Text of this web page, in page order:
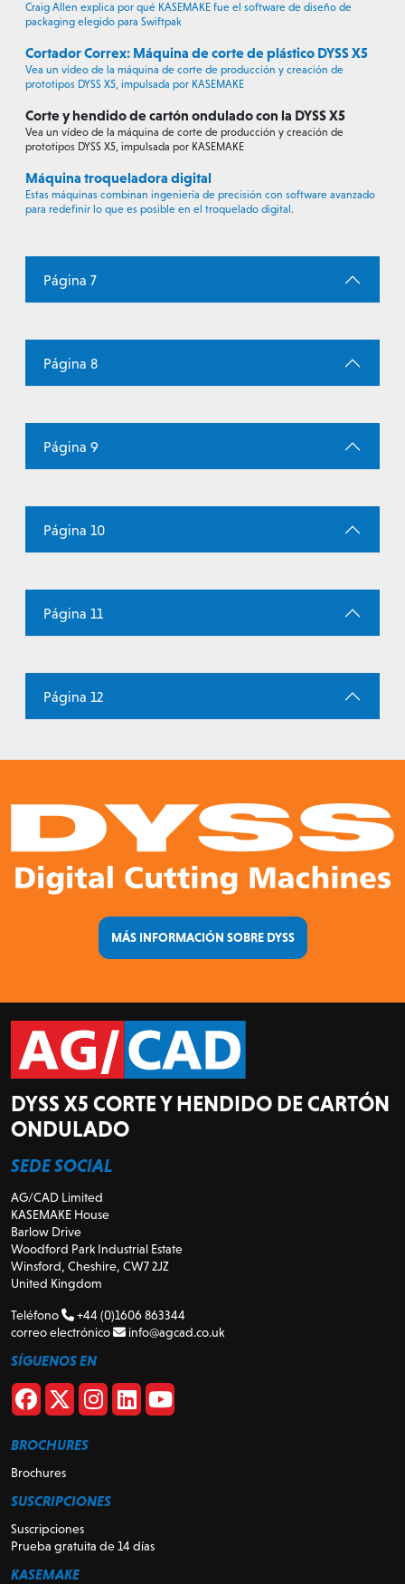
Craig Allen explica por qué KASEMAKE fue el software de diseño de
packaging elegido para Swiftpak
Cortador Correx: Máquina de corte de plástico DYSS X5
Vea un vídeo de la máquina de corte de producción y creación de
prototipos DYSS X5, impulsada por KASEMAKE
Corte y hendido de cartón ondulado con la DYSS X5
Vea un vídeo de la máquina de corte de producción y creación de
prototipos DYSS X5, impulsada por KASEMAKE
Máquina troqueladora digital
Estas máquinas combinan ingeniería de precisión con software avanzado
para redefinir lo que es posible en el troquelado digital.
Página 7
Página 8
Página 9
Página 10
Página 11
Página 12
MÁS INFORMACIÓN SOBRE DYSS
DYSS X5 CORTE Y HENDIDO DE CARTÓN
ONDULADO
SEDE SOCIAL
AG/CAD Limited
KASEMAKE House
Barlow Drive
Woodford Park Industrial Estate
Winsford, Cheshire, CW7 2JZ
United Kingdom
Teléfono
+44 (0)1606 863344
correo electrónico
info@agcad.co.uk
SÍGUENOS EN
BROCHURES
Brochures
SUSCRIPCIONES
Suscripciones
Prueba gratuita de 14 días
KASEMAKE